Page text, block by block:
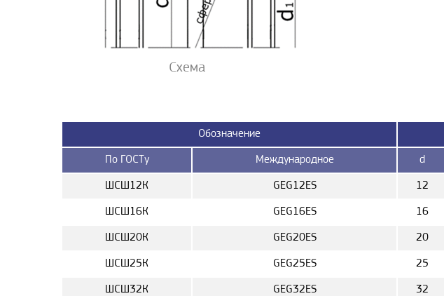
Схема
Обозначение
По ГОСТу
Международное d
ШСШ12К GEG12ES 12
ШСШ16К GEG16ES 16
ШСШ20К GEG20ES 20
ШСШ25К GEG25ES 25
ШСШ32К GEG32ES 32